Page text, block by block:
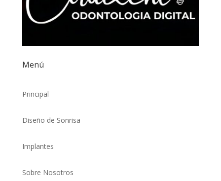
Menú
Principal
Diseño de Sonrisa
Implantes
Sobre Nosotros